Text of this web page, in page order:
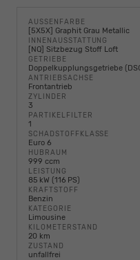
AUSSENFARBE
[5X5X] Graphit Grau Metallic
INNENAUSSTATTUNG
[NQ] Sitzbezug Stoff Loft
GETRIEBE
Doppelkupplungsgetriebe
ANTRIEBSACHSE
Frontantrieb
ZYLINDER
3
PARTIKELFILTER
1
SCHADSTOFFKLASSE
Euro 6
HUBRAUM
999 ccm
LEISTUNG
85 kW (116 PS)
KRAFTSTOFF
Benzin
KATEGORIE
Limousine
KILOMETERSTAND
20 km
ZUSTAND
unfallfrei